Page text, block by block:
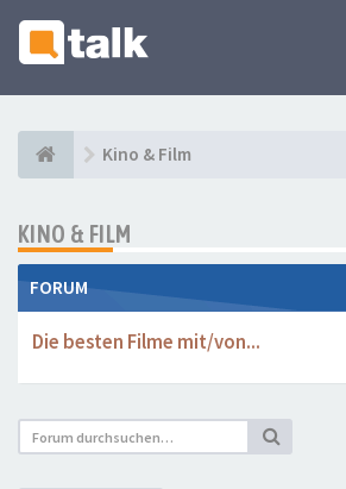
Kino & Film
KINO & FILM
FORUM
Die besten Filme mit/von...